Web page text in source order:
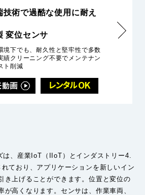
技術で過酷な使用に耐え
変位センサ
境下でも、耐久性と堅牢性で多数
績クリーニング不要でメンテナン
ト削減
は、産業IoT（IIoT）とインダストリー4.
ており、アプリケーションを新しいイン
き上げることができます。位置と変位の
が高くなります。センサは、作業車両、